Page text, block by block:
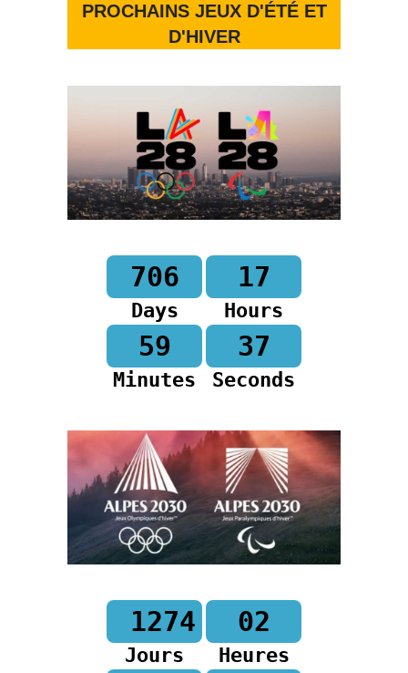
PROCHAINS JEUX D'ÉTÉ ET
D'HIVER
706
Days
17
Hours
59
Minutes
36
Seconds
1274
Jours
02
Heures